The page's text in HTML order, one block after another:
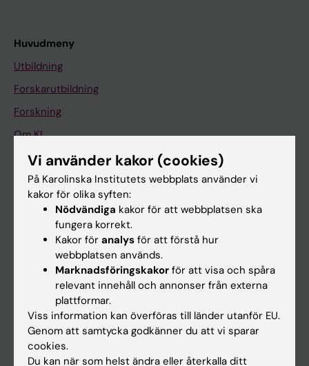
Huvudmeny
Utbildning
Forskarutbildning
Forskning
Om KI
På gång
Nyheter
Kalender
Schema
Studentmejlen
Vi använder kakor (cookies)
På Karolinska Institutets webbplats använder vi
kakor för olika syften:
Nödvändiga kakor för att webbplatsen ska
fungera korrekt.
Kakor för analys för att förstå hur
webbplatsen används.
Marknadsföringskakor för att visa och spåra
relevant innehåll och annonser från externa
plattformar.
Viss information kan överföras till länder utanför EU.
Genom att samtycka godkänner du att vi sparar
cookies.
Du kan när som helst ändra eller återkalla ditt